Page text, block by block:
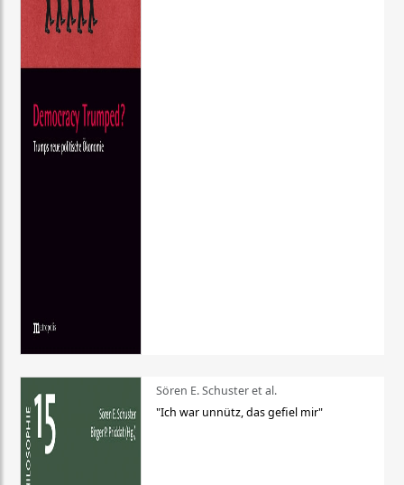
Sören E. Schuster et al.
"Ich war unnütz, das gefiel mir"